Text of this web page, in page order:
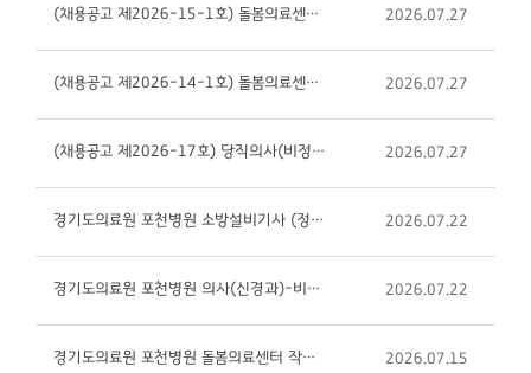
(채용공고 제2026-15-1호) 돌봄의료센터 작업치료사(비정규직) 면접 일시 공지 2026.07.27
(채용공고 제2026-14-1호) 돌봄의료센터 사회복지사(비정규직) 면접 일시 공지 2026.07.27
(채용공고 제2026-17호) 당직의사(비정규직) 면접 일시 공지 2026.07.27
경기도의료원 포천병원 소방설비기사 (정규직) 채용 공고(제2026-19호) 2026.07.22
경기도의료원 포천병원 의사(신경과)-비정규직 채용 공고(제2026-20호) 2026.07.22
경기도의료원 포천병원 돌봄의료센터 작업치료사(비정규직) 채용 재공고(제2026-15-1호) 2026.07.15